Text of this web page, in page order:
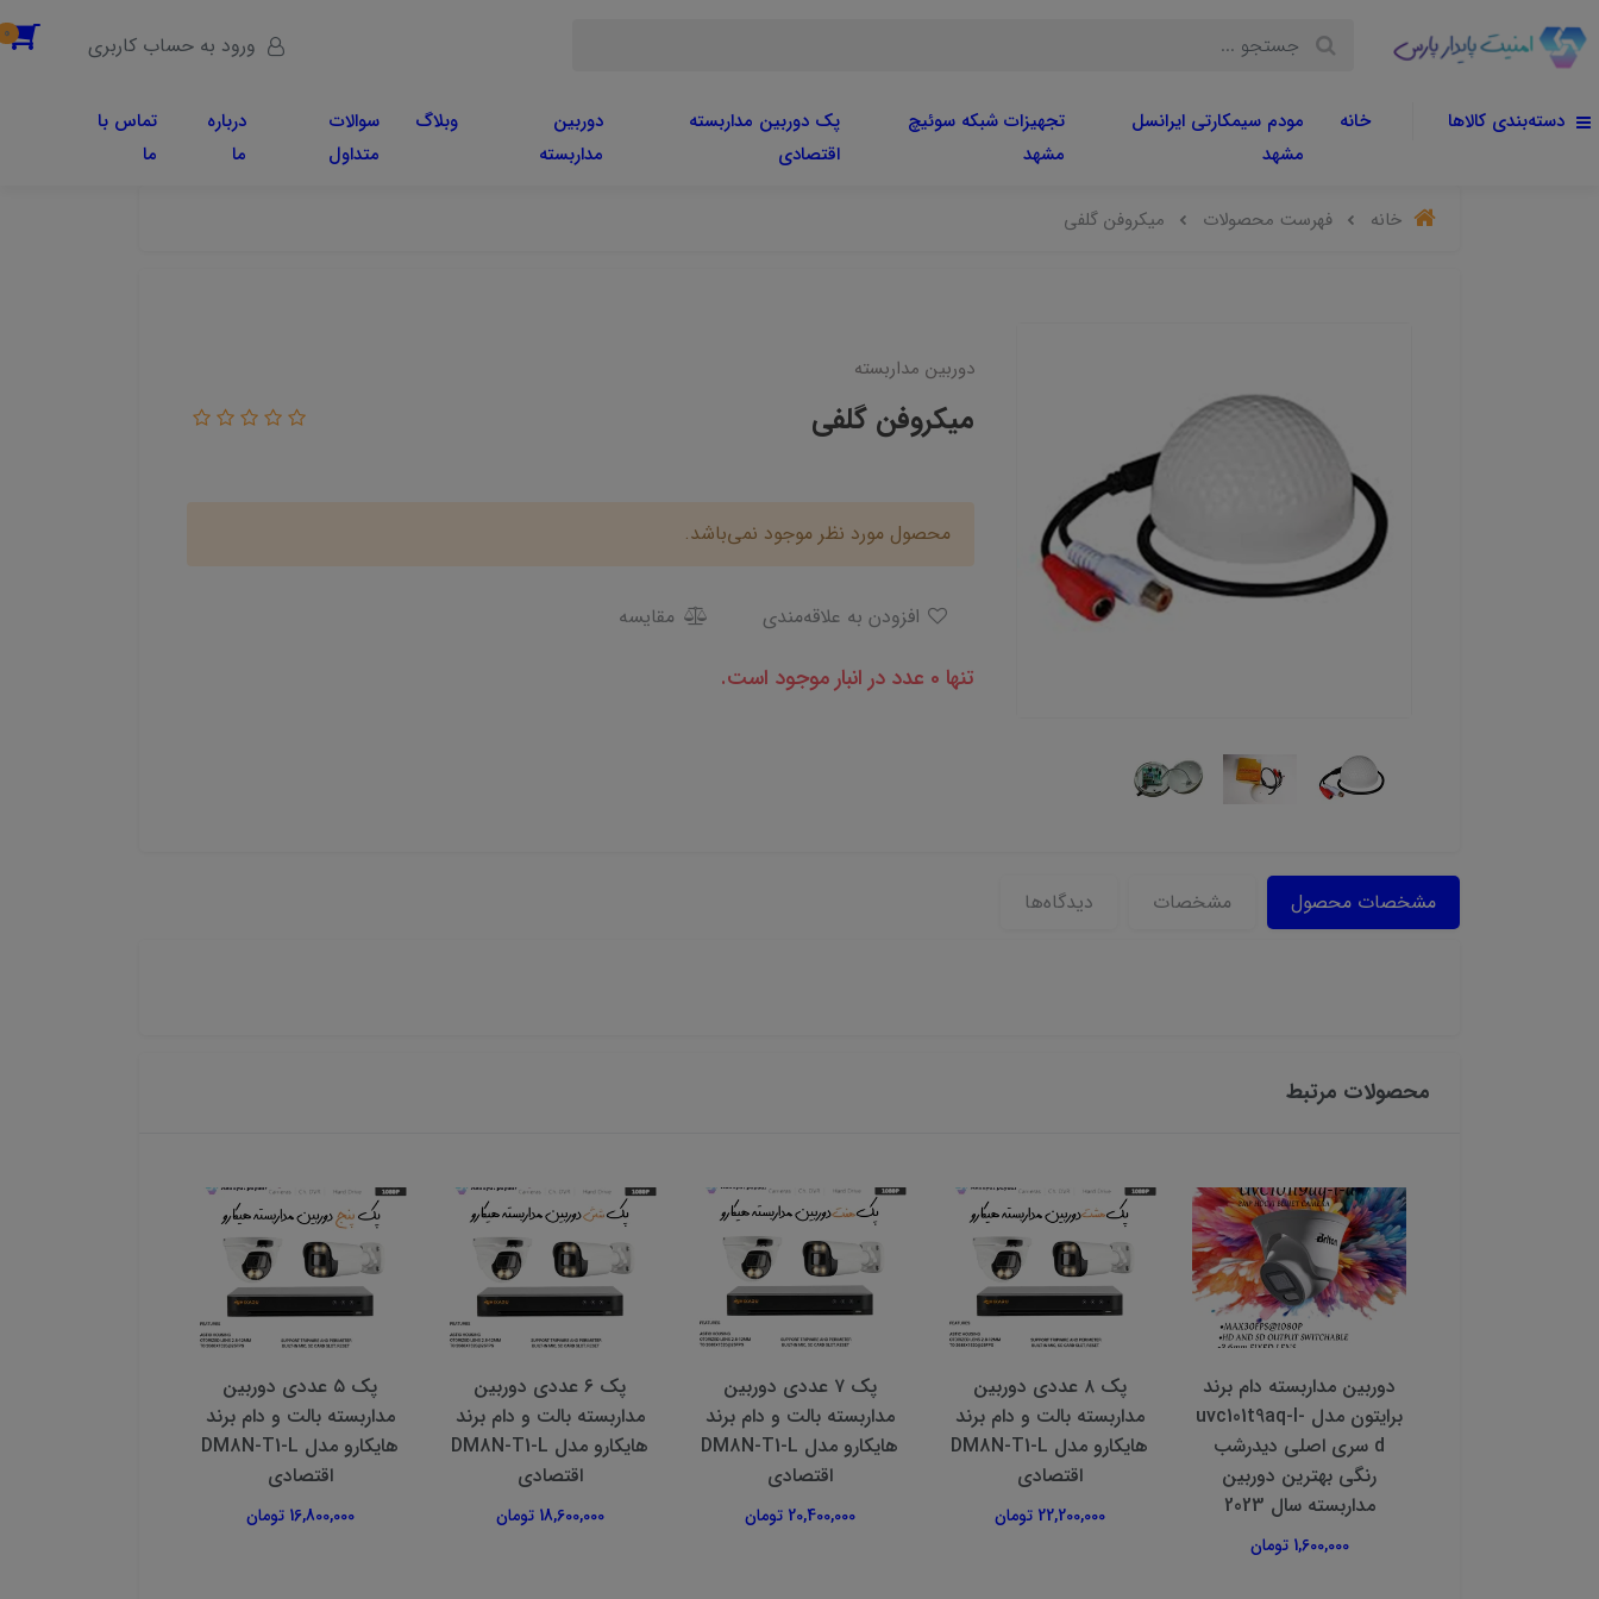
ورود به حساب کاربری 0
دسته‌بندی کالاها خانه
مودم سیمکارتی ایرانسل
مشهد
تجهیزات شبکه سوئیچ
مشهد
پک دوربین مداربسته
اقتصادی
دوربین
مداربسته
وبلاگ
سوالات
متداول
درباره
ما
تماس با
ما
خانه فهرست محصولات میکروفن گلفی
دوربین مداربسته
میکروفن گلفی
محصول مورد نظر موجود نمی‌باشد.
مقایسه
تنها 0 عدد در انبار موجود است.
مشخصات محصول مشخصات دیدگاه‌ها
محصولات مرتبط
دوربین مداربسته دام برند
برایتون مدل uvc101t9aq-l-
d سری اصلی دیدرشب
رنگی بهترین دوربین
مداربسته سال 2023
1,600,000 تومان
پک ۸ عددی دوربین
مداربسته بالت و دام برند
هایکارو مدل DM8N-T1-L
اقتصادی
22,200,000 تومان
پک ۷ عددی دوربین
مداربسته بالت و دام برند
هایکارو مدل DM8N-T1-L
اقتصادی
20,400,000 تومان
پک ۶ عددی دوربین
مداربسته بالت و دام برند
هایکارو مدل DM8N-T1-L
اقتصادی
18,600,000 تومان
پک ۵ عددی دوربین
مداربسته بالت و دام برند
هایکارو مدل DM8N-T1-L
اقتصادی
16,800,000 تومان